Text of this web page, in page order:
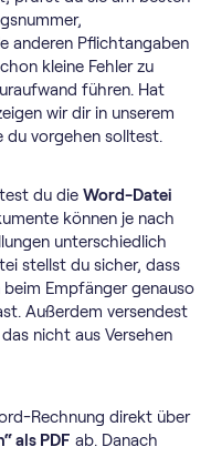
anderen Pflichtangaben
kleine Fehler zu
führen. Hat
wir dir in unserem
du vorgehen solltest.
du die Word-Datei
können je nach
unterschiedlich
stellst du sicher, dass
Empfänger genauso
Außerdem versendest
nicht aus Versehen
Rechnung direkt über
als PDF ab. Danach